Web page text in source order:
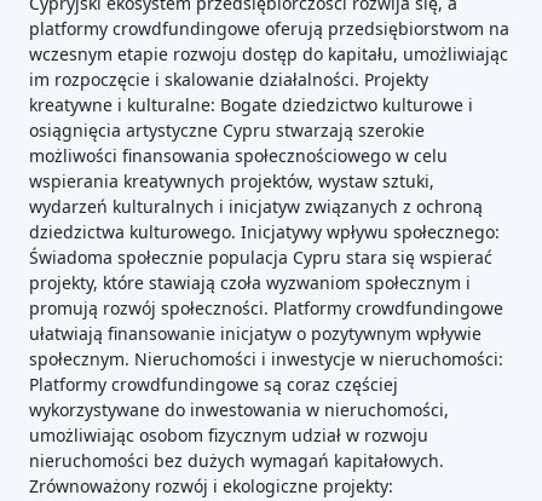
platformy crowdfundingowe oferują przedsiębiorstwom na
wczesnym etapie rozwoju dostęp do kapitału, umożliwiając
im rozpoczęcie i skalowanie działalności. Projekty
kreatywne i kulturalne: Bogate dziedzictwo kulturowe i
osiągnięcia artystyczne Cypru stwarzają szerokie
możliwości finansowania społecznościowego w celu
wspierania kreatywnych projektów, wystaw sztuki,
wydarzeń kulturalnych i inicjatyw związanych z ochroną
dziedzictwa kulturowego. Inicjatywy wpływu społecznego:
Świadoma społecznie populacja Cypru stara się wspierać
projekty, które stawiają czoła wyzwaniom społecznym i
promują rozwój społeczności. Platformy crowdfundingowe
ułatwiają finansowanie inicjatyw o pozytywnym wpływie
społecznym. Nieruchomości i inwestycje w nieruchomości:
Platformy crowdfundingowe są coraz częściej
wykorzystywane do inwestowania w nieruchomości,
umożliwiając osobom fizycznym udział w rozwoju
nieruchomości bez dużych wymagań kapitałowych.
Zrównoważony rozwój i ekologiczne projekty: